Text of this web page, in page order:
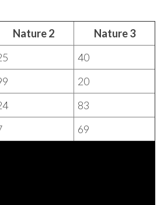
Nature 2
Nature 3
40
20
83
69